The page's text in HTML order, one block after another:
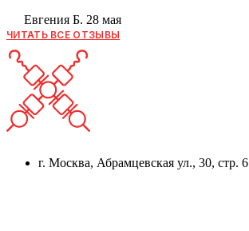
Евгения Б. 28 мая
ЧИТАТЬ ВСЕ ОТЗЫВЫ
г. Москва, Абрамцевская ул., 30, стр. 6